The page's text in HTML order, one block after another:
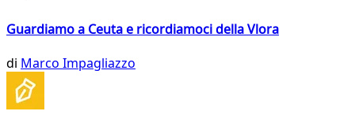
Guardiamo a Ceuta e ricordiamoci della Vlora
di Marco Impagliazzo